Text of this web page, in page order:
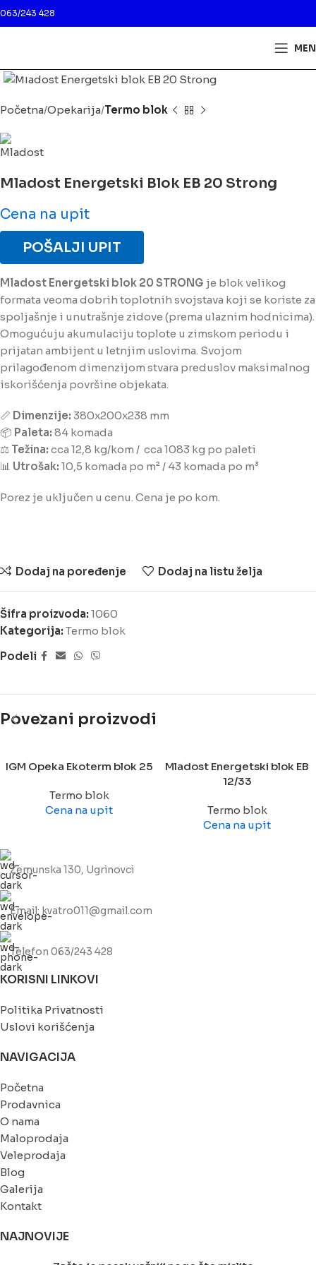
063/243 428
Početna Opekarija Termo blok
Mladost Energetski Blok EB 20 Strong
Cena na upit
POŠALJI UPIT
Mladost Energetski blok 20 STRONG je blok velikog
formata veoma dobrih toplotnih svojstava koji se koriste za
spoljašnje i unutrašnje zidove (prema ulaznim hodnicima).
Omogućuju akumulaciju toplote u zimskom periodu i
prijatan ambijent u letnjim uslovima. Svojom
prilagođenom dimenzijom stvara preduslov maksimalnog
iskorišćenja površine objekata.
📏 Dimenzije: 380x200x238 mm
📦 Paleta: 84 komada
⚖️ Težina: cca 12,8 kg/kom / cca 1083 kg po paleti
📊 Utrošak: 10,5 komada po m² / 43 komada po m³
Porez je uključen u cenu. Cena je po kom.
Dodaj na poređenje Dodaj na listu želja
Šifra proizvoda: 1060
Kategorija: Termo blok
Podeli
Povezani proizvodi
IGM Opeka Ekoterm blok 25
Termo blok
Cena na upit
Mladost Energetski blok EB
12/33
Termo blok
Cena na upit
Zemunska 130, Ugrinovci
Email: kvatro011@gmail.com
Telefon 063/243 428
KORISNI LINKOVI
Politika Privatnosti
Uslovi korišćenja
NAVIGACIJA
Početna
Prodavnica
O nama
Maloprodaja
Veleprodaja
Blog
Galerija
Kontakt
NAJNOVIJE